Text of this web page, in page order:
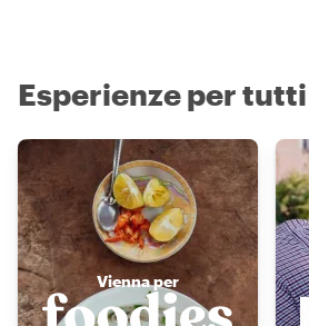
Esperienze per
Vienna per